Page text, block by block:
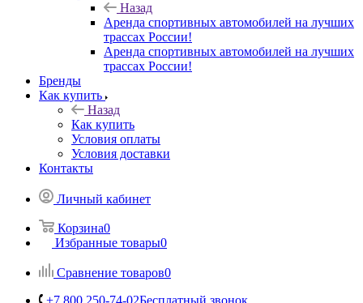
Назад
Аренда спортивных автомобилей на лучших
трассах России!
Аренда спортивных автомобилей на лучших
трассах России!
Бренды
Как купить
Назад
Как купить
Условия оплаты
Условия доставки
Контакты
Личный кабинет
Корзина0
Избранные товары0
Сравнение товаров0
+7 800 250-74-02Бесплатный звонок